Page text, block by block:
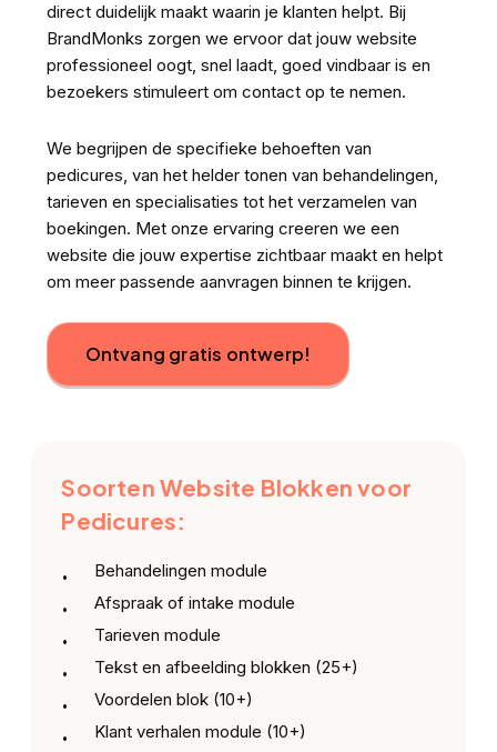
direct duidelijk maakt waarin je klanten helpt. Bij
BrandMonks zorgen we ervoor dat jouw website
professioneel oogt, snel laadt, goed vindbaar is en
bezoekers stimuleert om contact op te nemen.
We begrijpen de specifieke behoeften van
pedicures, van het helder tonen van behandelingen,
tarieven en specialisaties tot het verzamelen van
boekingen. Met onze ervaring creeren we een
website die jouw expertise zichtbaar maakt en helpt
om meer passende aanvragen binnen te krijgen.
Ontvang gratis ontwerp!
Soorten Website Blokken voor
Pedicures:
Behandelingen module
Afspraak of intake module
Tarieven module
Tekst en afbeelding blokken (25+)
Voordelen blok (10+)
Klant verhalen module (10+)